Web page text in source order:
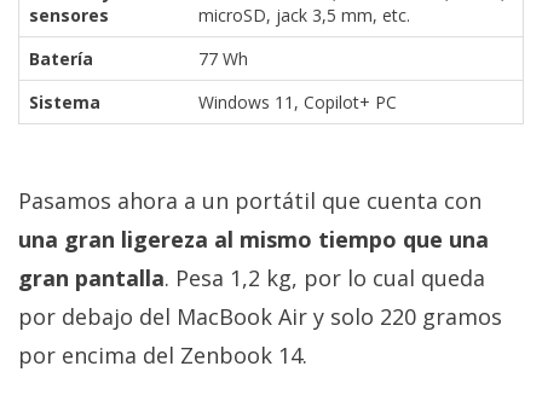
sensores
microSD, jack 3,5 mm, etc.
Batería
77 Wh
Sistema
Windows 11, Copilot+ PC
Pasamos ahora a un portátil que cuenta con
una gran ligereza al mismo tiempo que una
gran pantalla. Pesa 1,2 kg, por lo cual queda
por debajo del MacBook Air y solo 220 gramos
por encima del Zenbook 14.